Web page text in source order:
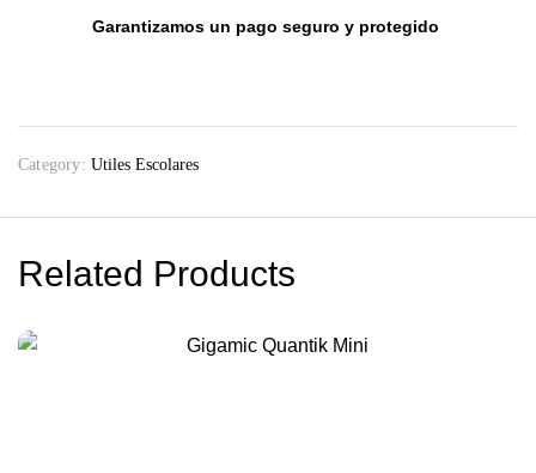
Garantizamos un pago seguro y protegido
Category: Utiles Escolares
Related Products